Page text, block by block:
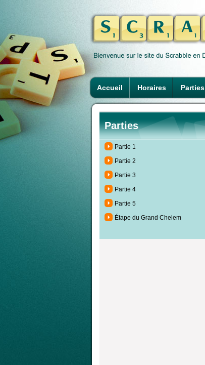
Accueil Horaires Parties
Parties
Partie 1
Partie 2
Partie 3
Partie 4
Partie 5
Étape du Grand Chelem